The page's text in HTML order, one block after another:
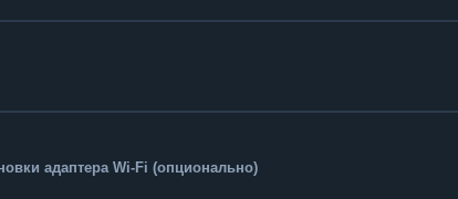
адаптера Wi-Fi (опционально)